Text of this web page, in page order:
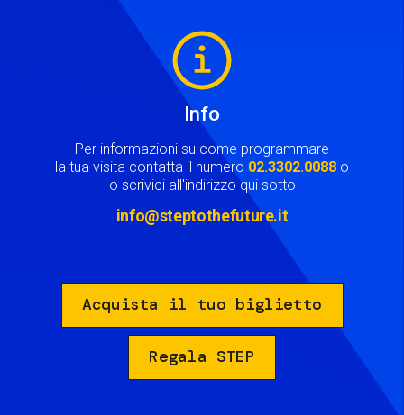
Info
Per informazioni su come programmare
la tua visita contatta il numero 02.3302.0088 o
o scrivici all'indirizzo qui sotto
info@steptothefuture.it
Acquista il tuo biglietto
Regala STEP